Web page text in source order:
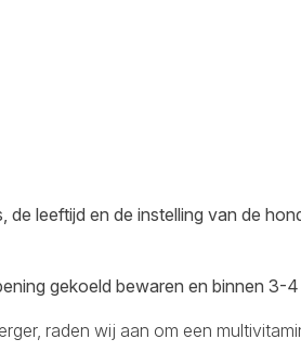
leeftijd en de instelling van de
gekoeld bewaren en binnen 3-
raden wij aan om een